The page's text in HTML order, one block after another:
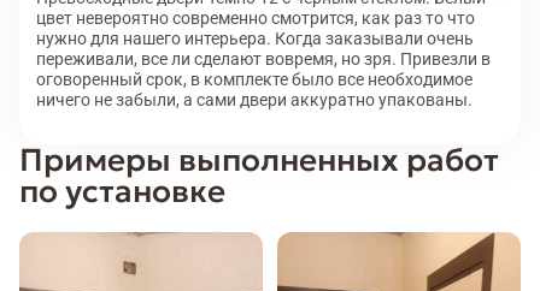
цвет невероятно современно смотрится, как раз то что
нужно для нашего интерьера. Когда заказывали очень
переживали, все ли сделают вовремя, но зря. Привезли в
оговоренный срок, в комплекте было все необходимое
ничего не забыли, а сами двери аккуратно упакованы.
Примеры выполненных работ
по установке